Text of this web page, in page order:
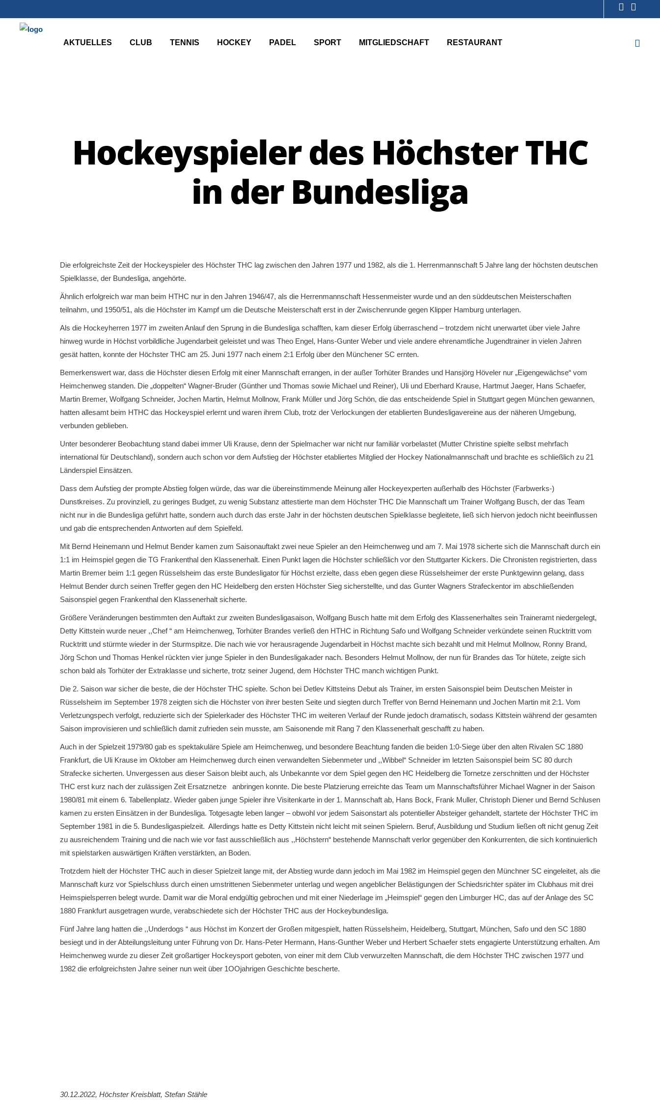
AKTUELLES CLUB TENNIS HOCKEY PADEL SPORT MITGLIEDSCHAFT RESTAURANT
Hockeyspieler des Höchster THC
in der Bundesliga
Die erfolgreichste Zeit der Hockeyspieler des Höchster THC lag zwischen den Jahren 1977 und 1982, als die 1. Herrenmannschaft 5 Jahre lang der höchsten deutschen
Spielklasse, der Bundesliga, angehörte.
Ähnlich erfolgreich war man beim HTHC nur in den Jahren 1946/47, als die Herrenmannschaft Hessenmeister wurde und an den süddeutschen Meisterschaften
teilnahm, und 1950/51, als die Höchster im Kampf um die Deutsche Meisterschaft erst in der Zwischenrunde gegen Klipper Hamburg unterlagen.
Als die Hockeyherren 1977 im zweiten Anlauf den Sprung in die Bundesliga schafften, kam dieser Erfolg überraschend – trotzdem nicht unerwartet über viele Jahre
hinweg wurde in Höchst vorbildliche Jugendarbeit geleistet und was Theo Engel, Hans-Gunter Weber und viele andere ehrenamtliche Jugendtrainer in vielen Jahren
gesät hatten, konnte der Höchster THC am 25. Juni 1977 nach einem 2:1 Erfolg über den Münchener SC ernten.
Bemerkenswert war, dass die Höchster diesen Erfolg mit einer Mannschaft errangen, in der außer Torhüter Brandes und Hansjörg Höveler nur „Eigengewächse“ vom
Heimchenweg standen. Die „doppelten“ Wagner-Bruder (Günther und Thomas sowie Michael und Reiner), Uli und Eberhard Krause, Hartmut Jaeger, Hans Schaefer,
Martin Bremer, Wolfgang Schneider, Jochen Martin, Helmut Mollnow, Frank Müller und Jörg Schön, die das entscheidende Spiel in Stuttgart gegen München gewannen,
hatten allesamt beim HTHC das Hockeyspiel erlernt und waren ihrem Club, trotz der Verlockungen der etablierten Bundesligavereine aus der näheren Umgebung,
verbunden geblieben.
Unter besonderer Beobachtung stand dabei immer Uli Krause, denn der Spielmacher war nicht nur familiär vorbelastet (Mutter Christine spielte selbst mehrfach
international für Deutschland), sondern auch schon vor dem Aufstieg der Höchster etabliertes Mitglied der Hockey Nationalmannschaft und brachte es schließlich zu 21
Länderspiel Einsätzen.
Dass dem Aufstieg der prompte Abstieg folgen würde, das war die übereinstimmende Meinung aller Hockeyexperten außerhalb des Höchster (Farbwerks-)
Dunstkreises. Zu provinziell, zu geringes Budget, zu wenig Substanz attestierte man dem Höchster THC Die Mannschaft um Trainer Wolfgang Busch, der das Team
nicht nur in die Bundesliga geführt hatte, sondern auch durch das erste Jahr in der höchsten deutschen Spielklasse begleitete, ließ sich hiervon jedoch nicht beeinflussen
und gab die entsprechenden Antworten auf dem Spielfeld.
Mit Bernd Heinemann und Helmut Bender kamen zum Saisonauftakt zwei neue Spieler an den Heimchenweg und am 7. Mai 1978 sicherte sich die Mannschaft durch ein
1:1 im Heimspiel gegen die TG Frankenthal den Klassenerhalt. Einen Punkt lagen die Höchster schließlich vor den Stuttgarter Kickers. Die Chronisten registrierten, dass
Martin Bremer beim 1:1 gegen Rüsselsheim das erste Bundesligator für Höchst erzielte, dass eben gegen diese Rüsselsheimer der erste Punktgewinn gelang, dass
Helmut Bender durch seinen Treffer gegen den HC Heidelberg den ersten Höchster Sieg sicherstellte, und das Gunter Wagners Strafeckentor im abschließenden
Saisonspiel gegen Frankenthal den Klassenerhalt sicherte.
Größere Veränderungen bestimmten den Auftakt zur zweiten Bundesligasaison, Wolfgang Busch hatte mit dem Erfolg des Klassenerhaltes sein Traineramt niedergelegt,
Detty Kittstein wurde neuer ,,Chef “ am Heimchenweg, Torhüter Brandes verließ den HTHC in Richtung Safo und Wolfgang Schneider verkündete seinen Rucktritt vom
Rucktritt und stürmte wieder in der Sturmspitze. Die nach wie vor herausragende Jugendarbeit in Höchst machte sich bezahlt und mit Helmut Mollnow, Ronny Brand,
Jörg Schon und Thomas Henkel rückten vier junge Spieler in den Bundesligakader nach. Besonders Helmut Mollnow, der nun für Brandes das Tor hütete, zeigte sich
schon bald als Torhüter der Extraklasse und sicherte, trotz seiner Jugend, dem Höchster THC manch wichtigen Punkt.
Die 2. Saison war sicher die beste, die der Höchster THC spielte. Schon bei Detlev Kittsteins Debut als Trainer, im ersten Saisonspiel beim Deutschen Meister in
Rüsselsheim im September 1978 zeigten sich die Höchster von ihrer besten Seite und siegten durch Treffer von Bernd Heinemann und Jochen Martin mit 2:1. Vom
Verletzungspech verfolgt, reduzierte sich der Spielerkader des Höchster THC im weiteren Verlauf der Runde jedoch dramatisch, sodass Kittstein während der gesamten
Saison improvisieren und schließlich damit zufrieden sein musste, am Saisonende mit Rang 7 den Klassenerhalt geschafft zu haben.
Auch in der Spielzeit 1979/80 gab es spektakuläre Spiele am Heimchenweg, und besondere Beachtung fanden die beiden 1:0-Siege über den alten Rivalen SC 1880
Frankfurt, die Uli Krause im Oktober am Heimchenweg durch einen verwandelten Siebenmeter und ,,Wibbel“ Schneider im letzten Saisonspiel beim SC 80 durch
Strafecke sicherten. Unvergessen aus dieser Saison bleibt auch, als Unbekannte vor dem Spiel gegen den HC Heidelberg die Tornetze zerschnitten und der Höchster
THC erst kurz nach der zulässigen Zeit Ersatznetze anbringen konnte. Die beste Platzierung erreichte das Team um Mannschaftsführer Michael Wagner in der Saison
1980/81 mit einem 6. Tabellenplatz. Wieder gaben junge Spieler ihre Visitenkarte in der 1. Mannschaft ab, Hans Bock, Frank Muller, Christoph Diener und Bernd Schlusen
kamen zu ersten Einsätzen in der Bundesliga. Totgesagte leben langer – obwohl vor jedem Saisonstart als potentieller Absteiger gehandelt, startete der Höchster THC im
September 1981 in die 5. Bundesligaspielzeit. Allerdings hatte es Detty Kittstein nicht leicht mit seinen Spielern. Beruf, Ausbildung und Studium ließen oft nicht genug Zeit
zu ausreichendem Training und die nach wie vor fast ausschließlich aus ,,Höchstern“ bestehende Mannschaft verlor gegenüber den Konkurrenten, die sich kontinuierlich
mit spielstarken auswärtigen Kräften verstärkten, an Boden.
Trotzdem hielt der Höchster THC auch in dieser Spielzeit lange mit, der Abstieg wurde dann jedoch im Mai 1982 im Heimspiel gegen den Münchner SC eingeleitet, als die
Mannschaft kurz vor Spielschluss durch einen umstrittenen Siebenmeter unterlag und wegen angeblicher Belästigungen der Schiedsrichter später im Clubhaus mit drei
Heimspielsperren belegt wurde. Damit war die Moral endgültig gebrochen und mit einer Niederlage im „Heimspiel“ gegen den Limburger HC, das auf der Anlage des SC
1880 Frankfurt ausgetragen wurde, verabschiedete sich der Höchster THC aus der Hockeybundesliga.
Fünf Jahre lang hatten die ,,Underdogs “ aus Höchst im Konzert der Großen mitgespielt, hatten Rüsselsheim, Heidelberg, Stuttgart, München, Safo und den SC 1880
besiegt und in der Abteilungsleitung unter Führung von Dr. Hans-Peter Hermann, Hans-Gunther Weber und Herbert Schaefer stets engagierte Unterstützung erhalten. Am
Heimchenweg wurde zu dieser Zeit großarti­ger Hockeysport geboten, von einer mit dem Club verwurzelten Mannschaft, die dem Höchster THC zwischen 1977 und
1982 die erfolgreichsten Jahre seiner nun weit über 1OOjahrigen Geschichte bescherte.
30.12.2022, Höchster Kreisblatt, Stefan Stähle